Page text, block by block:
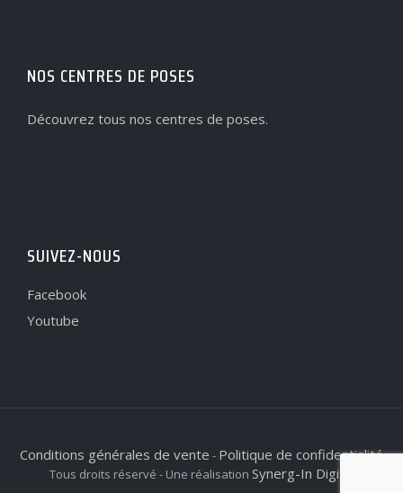
NOS CENTRES DE POSES
Découvrez tous nos centres de poses.
SUIVEZ-NOUS
Facebook
Youtube
Conditions générales de vente - Politique de confidentialité
Tous droits réservé - Une réalisation Synerg-In Digital